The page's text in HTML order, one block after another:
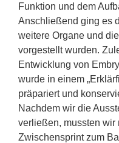
Funktion und dem
Anschließend ging es
weitere Organe und
vorgestellt wurden.
Entwicklung von
wurde in einem
präpariert und
Nachdem wir die
verließen, mussten wir
Zwischensprint zum